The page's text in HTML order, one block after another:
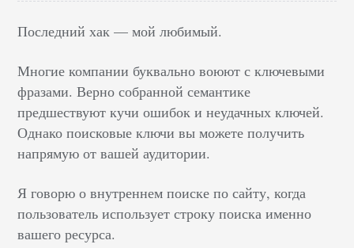
Последний хак — мой любимый.
Многие компании буквально воюют с ключевыми
фразами. Верно собранной семантике
предшествуют кучи ошибок и неудачных ключей.
Однако поисковые ключи вы можете получить
напрямую от вашей аудитории.
Я говорю о внутреннем поиске по сайту, когда
пользователь использует строку поиска именно
вашего ресурса.